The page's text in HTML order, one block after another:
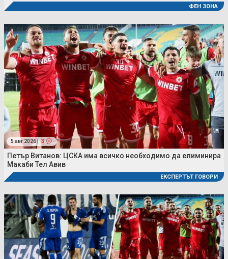
ФЕН ЗОНА
5 авг 2026 | 3
Петър Витанов: ЦСКА има всичко необходимо да елиминира
Макаби Тел Авив
ЕКСПЕРТЪТ ГОВОРИ